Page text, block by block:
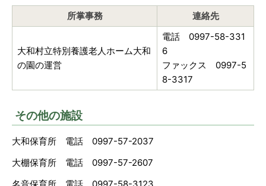
所掌事務
連絡先
大和村立特別養護老人ホーム大和
の園の運営
電話 0997-58-331
6
ファックス 0997-5
8-3317
その他の施設
大和保育所 電話 0997-57-2037
大棚保育所 電話 0997-57-2607